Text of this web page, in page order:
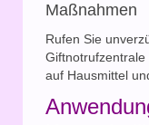
Maßnahmen
Rufen Sie
auf Hausmittel